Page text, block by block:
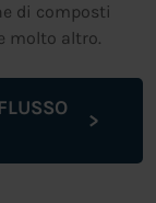
di composti
molto altro.